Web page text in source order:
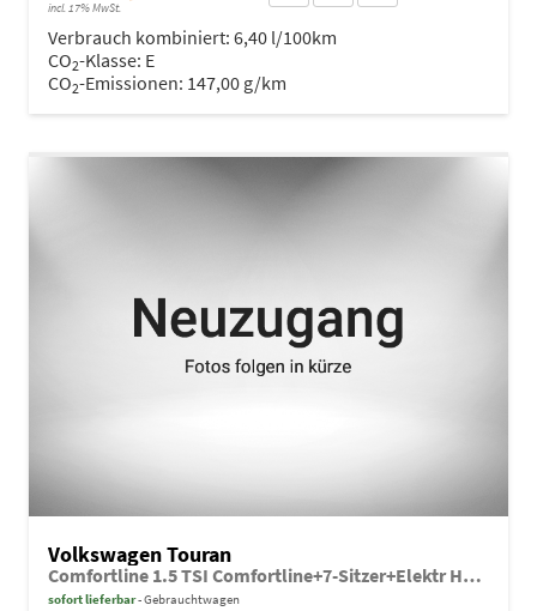
incl. 17% MwSt.
Verbrauch kombiniert: 6,40 l/100km
CO2-Klasse: E
CO2-Emissionen: 147,00 g/km
Volkswagen Touran
Comfortline 1.5 TSI Comfortline+7-Sitzer+Elektr Heck+
sofort lieferbar Gebrauchtwagen